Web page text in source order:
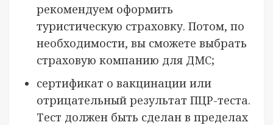
рекомендуем оформить
туристическую страховку. Потом, по
необходимости, вы сможете выбрать
страховую компанию для ДМС;
сертификат о вакцинации или
отрицательный результат ПЦР-теста.
Тест должен быть сделан в пределах